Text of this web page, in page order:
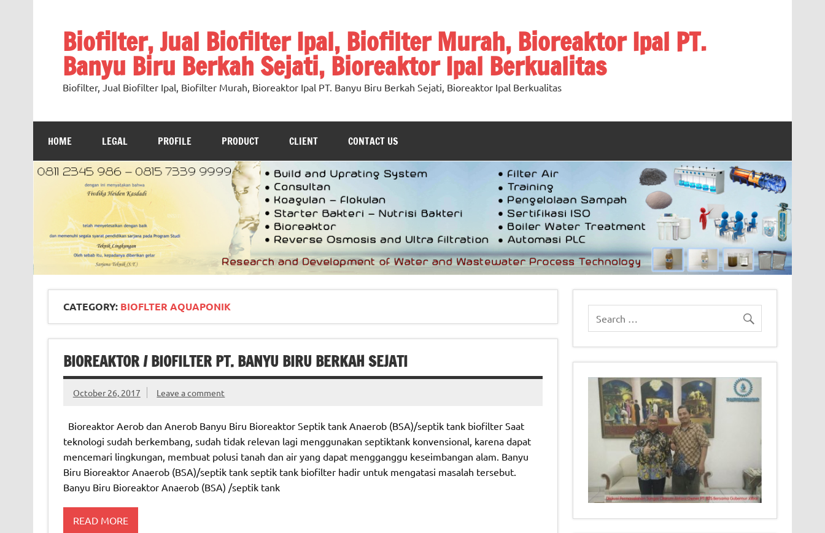
Biofilter, Jual Biofilter Ipal, Biofilter Murah, Bioreaktor Ipal PT.
Banyu Biru Berkah Sejati, Bioreaktor Ipal Berkualitas
Biofilter, Jual Biofilter Ipal, Biofilter Murah, Bioreaktor Ipal PT. Banyu Biru Berkah Sejati, Bioreaktor Ipal Berkualitas
HOME LEGAL PROFILE PRODUCT CLIENT CONTACT US
CATEGORY: BIOFLTER AQUAPONIK
BIOREAKTOR / BIOFILTER PT. BANYU BIRU BERKAH SEJATI
October 26, 2017 Leave a comment
Bioreaktor Aerob dan Anerob Banyu Biru Bioreaktor Septik tank Anaerob (BSA)/septik tank biofilter Saat
teknologi sudah berkembang, sudah tidak relevan lagi menggunakan septiktank konvensional, karena dapat
mencemari lingkungan, membuat polusi tanah dan air yang dapat mengganggu keseimbangan alam. Banyu
Biru Bioreaktor Anaerob (BSA)/septik tank septik tank biofilter hadir untuk mengatasi masalah tersebut.
Banyu Biru Bioreaktor Anaerob (BSA) /septik tank
READ MORE